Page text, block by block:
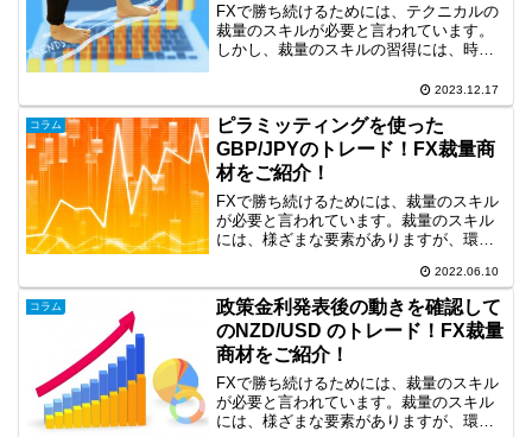
FXで勝ち続けるためには、テクニカルの
裁量のスキルが必要と言われています。
しかし、裁量のスキルの習得には、時間
す。そこで、現在練習ソフトを用いて時
短で波動と大衆心理を利用した手法の開
発に取り組んでいます。今...
2023.12.17
コラム
ピラミッティングを使った
GBP/JPYのトレード！FX裁量商
材をご紹介！
FXで勝ち続けるためには、裁量のスキル
が必要と言われています。裁量のスキル
には、様ざまな要素がありますが、環境
で、今回は、日足、4時間足の環境認識に
基づいたトレード事例を取り上げます。
ピラミッティングを使っ...
2022.06.10
コラム
政策金利発表後の動きを確認して
のNZD/USD のトレード！FX裁量
商材をご紹介！
FXで勝ち続けるためには、裁量のスキル
が必要と言われています。裁量のスキル
には、様ざまな要素がありますが、環境